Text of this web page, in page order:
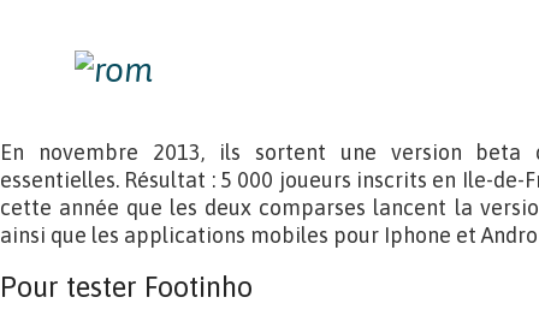
En novembre 2013, ils sortent une version
essentielles. Résultat : 5 000 joueurs inscrits en Ile-de-
cette année que les deux comparses lancent la
ainsi que les applications mobiles pour Iphone et
Pour tester Footinho